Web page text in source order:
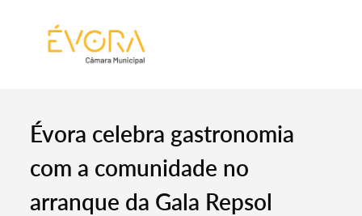
Évora celebra gastronomia
com a comunidade no
arranque da Gala Repsol